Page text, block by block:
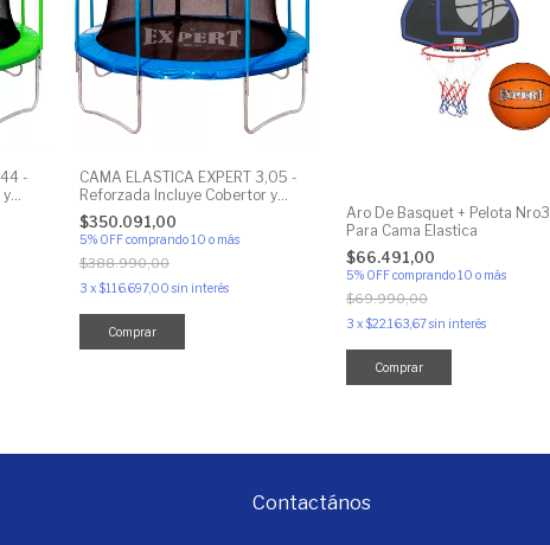
-
y
CAMA ELASTICA EXPERT 3,05 -
Reforzada Incluye Cobertor y
Red Perimetral
$350.091,00
5% OFFcomprando 10 o más
$388.990,00
3 x$116.697,00 sin interés
Comprar
Aro De Basquet + Pelota Nro3
Para Cama Elastica
$66.491,00
5% OFFcomprando 10 o más
$69.990,00
3 x$22.163,67sin interés
Contactános